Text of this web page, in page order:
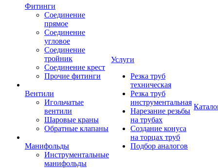
Фитинги
Соединение
прямое
Соединение
угловое
Соединение
тройник
Соединение крест
Прочие фитинги
Вентили
Игольчатые
вентили
Шаровые краны
Обратные клапаны
Манифольды
Инструментальные
манифольды
Услуги
Резка труб
техническая
Резка труб
инструментальная
Нарезание резьбы
на трубах
Создание конуса
на торцах труб
Подбор аналогов